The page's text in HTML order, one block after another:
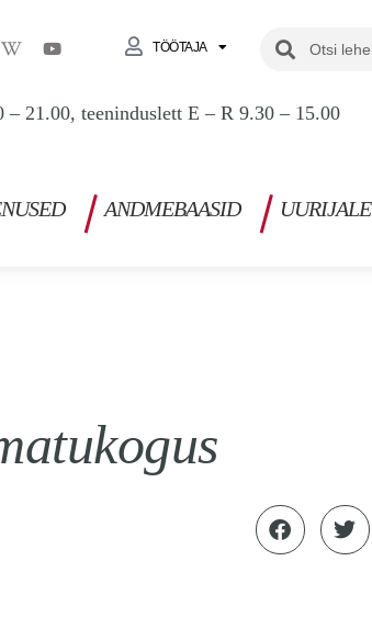
W
i
e
w
Y
o
u
b
TÖÖTAJA SearchSearch
– 21.00, teeninduslett E – R 9.30 – 15.00
ANDMEBAASID UURIJALE